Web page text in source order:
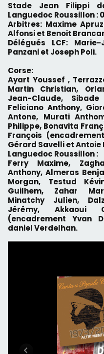
Stade Jean Filippi de Vescovatu. Corse : 0
Languedoc Roussillon :
Arbitres: Maxime
Alfonsi et Benoit
Délégués LCF:
Panzani et Joseph Poli.
Corse:
Ayart Youssef ,
Martin Christian,
Jean-Claude,
Feliciano Anthony,
Antone, Murati
Philippe, Bonavita
François
Gérard Savelli et Antoie
Languedoc Roussillon :
Ferry Maxime,
Anthony, Almeras
Morgan, Testud
Guilhem, Zahar
Minatchy Julien,
Jérémy, Akkaoui
(encadrement Yvan
daniel Verdelhan.